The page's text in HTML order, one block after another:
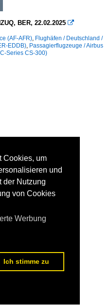
BER, 22.02.2025 
(AF-AFR) Flughäfen / Deutschland /
EDDB) Passagierflugzeuge / Airbus
Series CS-300)
Cookies, um
und
der Nutzung
von Cookies
Werbung
Ich stimme zu